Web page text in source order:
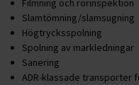
Filmning och rörinspektion
Slamtömning/slamsugning
Högtrycksspolning
Spolning av markledningar
Sanering
ADR-klassade transporter